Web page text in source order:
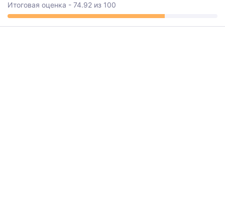
Итоговая оценка - 74.92 из 100